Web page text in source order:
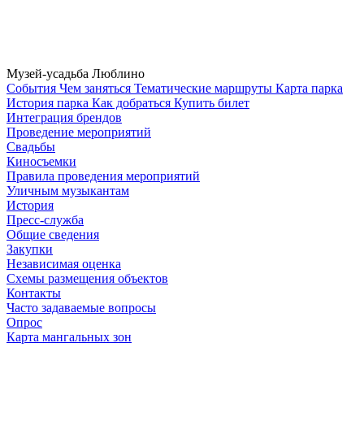
Музей-усадьба Люблино
Cобытия Чем заняться Тематические маршруты Карта парка
История парка Как добраться Купить билет
Интеграция брендов
Проведение мероприятий
Свадьбы
Киносъемки
Правила проведения мероприятий
Уличным музыкантам
История
Пресс-служба
Общие сведения
Закупки
Независимая оценка
Схемы размещения объектов
Контакты
Часто задаваемые вопросы
Опрос
Карта мангальных зон